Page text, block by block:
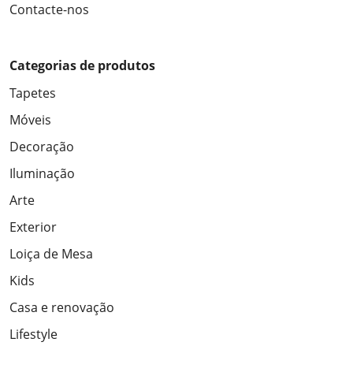
Contacte-nos
Categorias de produtos
Tapetes
Móveis
Decoração
Iluminação
Arte
Exterior
Loiça de Mesa
Kids
Casa e renovação
Lifestyle